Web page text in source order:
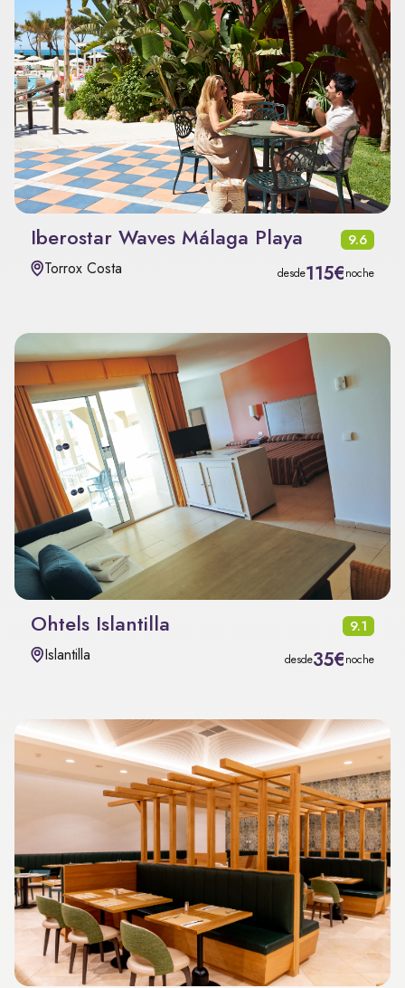
Iberostar Waves Málaga Playa 9.6
Torrox Costa desde115€noche
Ohtels Islantilla 9.1
Islantilla desde35€noche